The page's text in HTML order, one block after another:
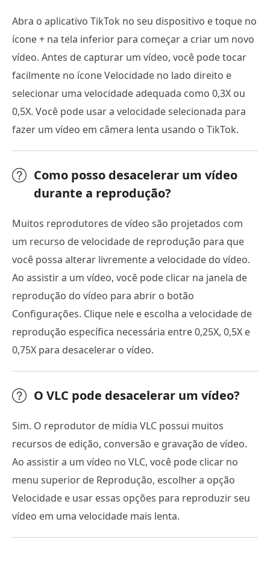
Abra o aplicativo TikTok no seu dispositivo e toque no
ícone + na tela inferior para começar a criar um novo
vídeo. Antes de capturar um vídeo, você pode tocar
facilmente no ícone Velocidade no lado direito e
selecionar uma velocidade adequada como 0,3X ou
0,5X. Você pode usar a velocidade selecionada para
fazer um vídeo em câmera lenta usando o TikTok.
Como posso desacelerar um vídeo
durante a reprodução?
Muitos reprodutores de vídeo são projetados com
um recurso de velocidade de reprodução para que
você possa alterar livremente a velocidade do vídeo.
Ao assistir a um vídeo, você pode clicar na janela de
reprodução do vídeo para abrir o botão
Configurações. Clique nele e escolha a velocidade de
reprodução específica necessária entre 0,25X, 0,5X e
0,75X para desacelerar o vídeo.
O VLC pode desacelerar um vídeo?
Sim. O reprodutor de mídia VLC possui muitos
recursos de edição, conversão e gravação de vídeo.
Ao assistir a um vídeo no VLC, você pode clicar no
menu superior de Reprodução, escolher a opção
Velocidade e usar essas opções para reproduzir seu
vídeo em uma velocidade mais lenta.